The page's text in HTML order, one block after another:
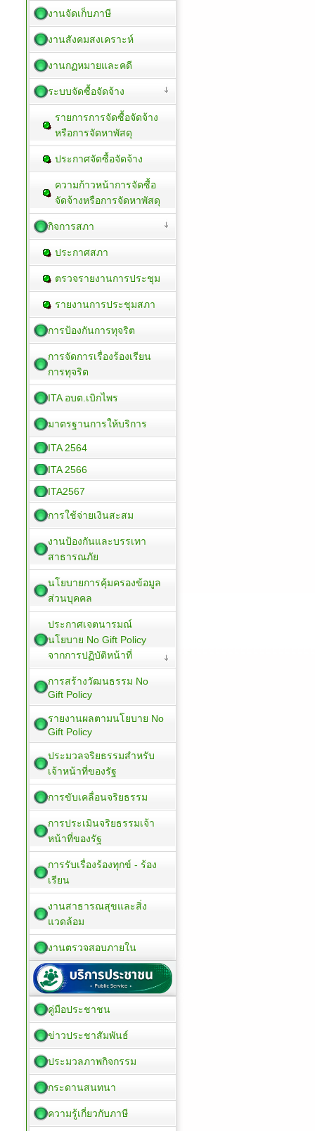
งานจัดเก็บภาษี
งานสังคมสงเคราะห์
งานกฏหมายและคดี
ระบบจัดซื้อจัดจ้าง
รายการการจัดซื้อจัดจ้าง
หรือการจัดหาพัสดุ
ประกาศจัดซื้อจัดจ้าง
ความก้าวหน้าการจัดซื้อ
จัดจ้างหรือการจัดหาพัสดุ
กิจการสภา
ประกาศสภา
ตรวจรายงานการประชุม
รายงานการประชุมสภา
การป้องกันการทุจริต
การจัดการเรื่องร้องเรียน
การทุจริต
ITA อบต.เบิกไพร
มาตรฐานการให้บริการ
ITA 2564
ITA 2566
ITA2567
การใช้จ่ายเงินสะสม
งานป้องกันและบรรเทา
สาธารณภัย
นโยบายการคุ้มครองข้อมูล
ส่วนบุคคล
ประกาศเจตนารมณ์
นโยบาย No Gift Policy
จากการปฏิบัติหน้าที่
การสร้างวัฒนธรรม No
Gift Policy
รายงานผลตามนโยบาย No
Gift Policy
ประมวลจริยธรรมสำหรับ
เจ้าหน้าที่ของรัฐ
การขับเคลื่อนจริยธรรม
การประเมินจริยธรรมเจ้า
หน้าที่ของรัฐ
การรับเรื่องร้องทุกข์ - ร้อง
เรียน
งานสาธารณสุขและสิ่ง
แวดล้อม
งานตรวจสอบภายใน
คู่มือประชาชน
ข่าวประชาสัมพันธ์
ประมวลภาพกิจกรรม
กระดานสนทนา
ความรู้เกี่ยวกับภาษี